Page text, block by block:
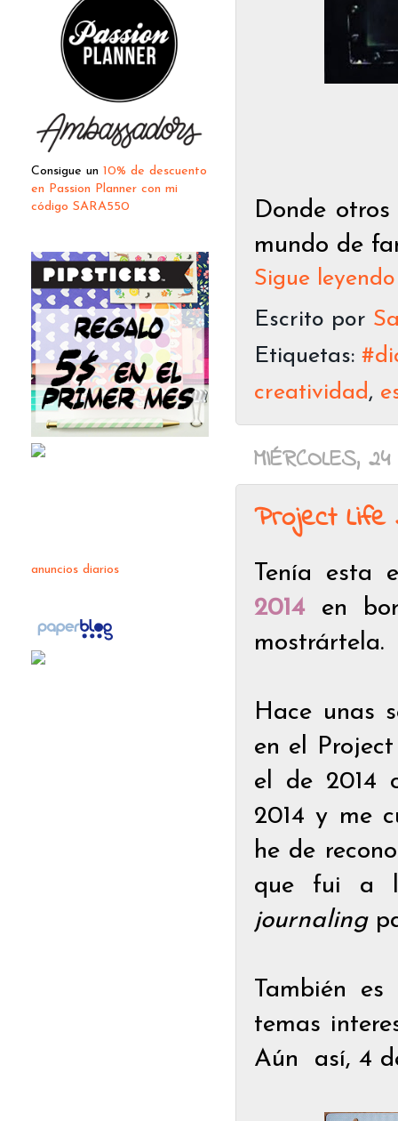
Donde
mundo de
Sigue
Escrito por
Etiquetas:
creatividad,
MIÉRCOLES,
Project Life
Tenía esta
2014 en
mostrártela.
Hace unas
en el
el de 2014
2014 y me
he de
que fui a
journaling
También
temas
Aún así, 4
Consigue un 10% de descuento
en Passion Planner con mi
código SARA550
anuncios diarios